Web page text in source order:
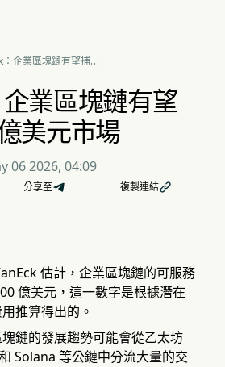
：企業區塊鏈有望捕
業區塊鏈有望
美元市場
06 2026, 04:09
分享至 複製連結
估計，企業區塊鏈的可服務
億美元，這一數字是根據潛在
推算得出的。
鏈的發展趨勢可能會從乙太坊
Solana 等公鏈中分流大量的交